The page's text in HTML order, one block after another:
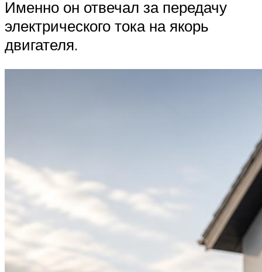
Именно он отвечал за передачу
электрического тока на якорь
двигателя.